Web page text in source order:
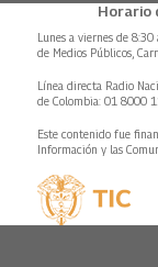
Horario
Lunes a viernes de 8:30
de Medios Públicos,
Línea directa Radio
de Colombia: 01 8000
Este contenido fue
Información y las